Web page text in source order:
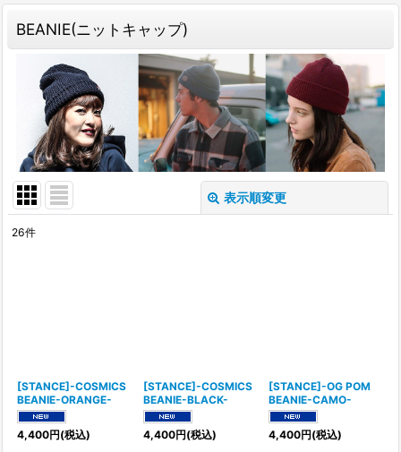
BEANIE(ニットキャップ)
表示順変更
26件
[STANCE]-COSMICS
BEANIE-ORANGE-
4,400円(税込)
[STANCE]-COSMICS
BEANIE-BLACK-
4,400円(税込)
[STANCE]-OG POM
BEANIE-CAMO-
4,400円(税込)